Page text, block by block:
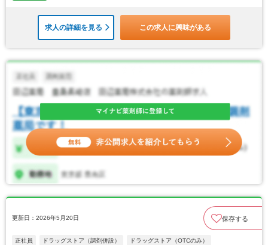
求人の詳細を見る この求人に興味がある
更新日：2026年5月20日 保存する
正社員 ドラッグストア（調剤併設） ドラッグストア（OTCのみ）